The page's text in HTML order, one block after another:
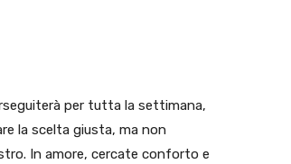
per tutta la settimana,
la scelta giusta, ma non
In amore, cercate conforto e